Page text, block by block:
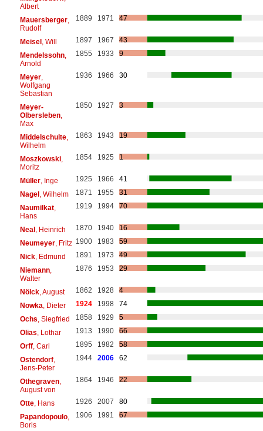
Albert
Mauersberger,
Rudolf
1889 1971 47
Meisel, Will 1897 1967
43
Mendelssohn,
Arnold
1855 1933 9
Meyer,
Wolfgang
Sebastian
1936 1966 30
Meyer-
Olbersleben,
Max
1850 1927 3
Middelschulte,
Wilhelm
1863 1943 19
Moszkowski,
Moritz
1854 1925 1
Müller, Inge 1925 1966
41
Nagel, Wilhelm 1871 1955
31
Naumilkat,
Hans
1919 1994 70
Neal, Heinrich 1870 1940
16
Neumeyer, Fritz 1900 1983
59
Nick, Edmund 1891 1973
49
Niemann,
Walter
1876 1953 29
Nölck, August 1862 1928
4
Nowka , Dieter 1924 1998
74
Ochs , Siegfried 1858 1929
5
Olias , Lothar 1913 1990
66
Orff, Carl 1895 1982
58
Ostendorf,
Jens-Peter
1944 2006 62
Othegraven,
August von
1864 1946 22
Otte, Hans 1926 2007
80
Papandopoulo,
Boris
1906 1991 67